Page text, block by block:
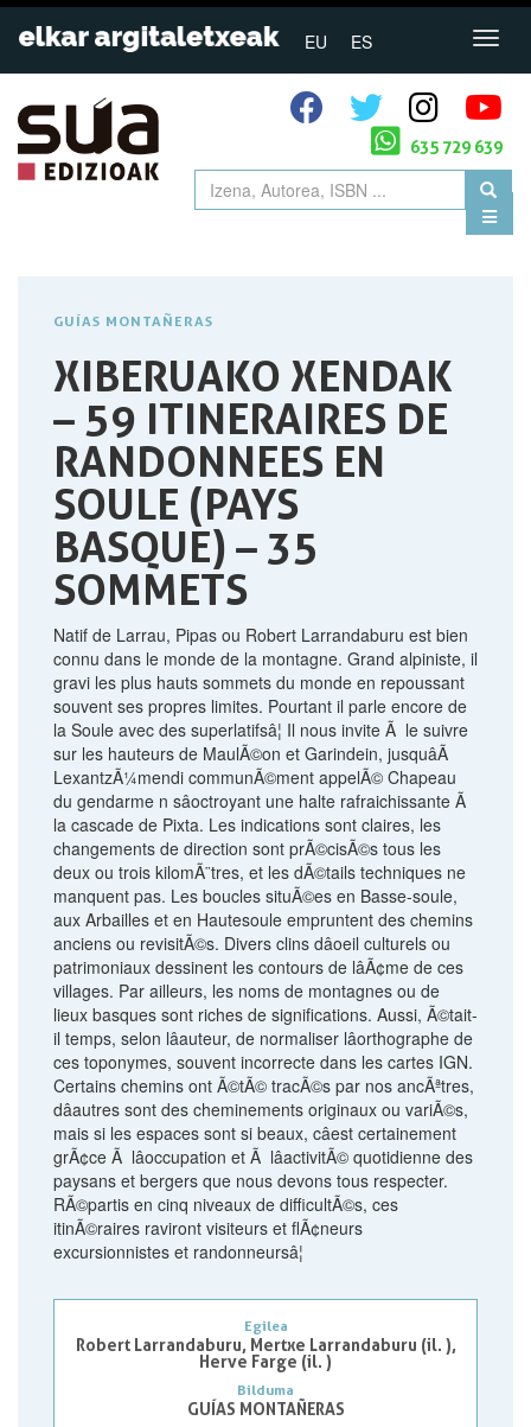
EU ES
635 729 639
GUÍAS MONTAÑERAS
XIBERUAKO XENDAK
– 59 ITINERAIRES DE
RANDONNEES EN
SOULE (PAYS
BASQUE) – 35
SOMMETS
Natif de Larrau, Pipas ou Robert Larrandaburu est bien
connu dans le monde de la montagne. Grand alpiniste, il
gravi les plus hauts sommets du monde en repoussant
souvent ses propres limites. Pourtant il parle encore de
la Soule avec des superlatifsâ¦ Il nous invite Ã le suivre
sur les hauteurs de MaulÃ©on et Garindein, jusquâÃ
LexantzÃ¼mendi communÃ©ment appelÃ© Chapeau
du gendarme n sâoctroyant une halte rafraichissante Ã
la cascade de Pixta. Les indications sont claires, les
changements de direction sont prÃ©cisÃ©s tous les
deux ou trois kilomÃ¨tres, et les dÃ©tails techniques ne
manquent pas. Les boucles situÃ©es en Basse-soule,
aux Arbailles et en Hautesoule empruntent des chemins
anciens ou revisitÃ©s. Divers clins dâoeil culturels ou
patrimoniaux dessinent les contours de lâÃ¢me de ces
villages. Par ailleurs, les noms de montagnes ou de
lieux basques sont riches de significations. Aussi, Ã©tait-
il temps, selon lâauteur, de normaliser lâorthographe de
ces toponymes, souvent incorrecte dans les cartes IGN.
Certains chemins ont Ã©tÃ© tracÃ©s par nos ancÃªtres,
dâautres sont des cheminements originaux ou variÃ©s,
mais si les espaces sont si beaux, câest certainement
grÃ¢ce Ã lâoccupation et Ã lâactivitÃ© quotidienne des
paysans et bergers que nous devons tous respecter.
RÃ©partis en cinq niveaux de difficultÃ©s, ces
itinÃ©raires raviront visiteurs et flÃ¢neurs
excursionnistes et randonneursâ¦
Egilea
Robert Larrandaburu, Mertxe Larrandaburu (il. ),
Herve Farge (il. )
Bilduma
GUÍAS MONTAÑERAS